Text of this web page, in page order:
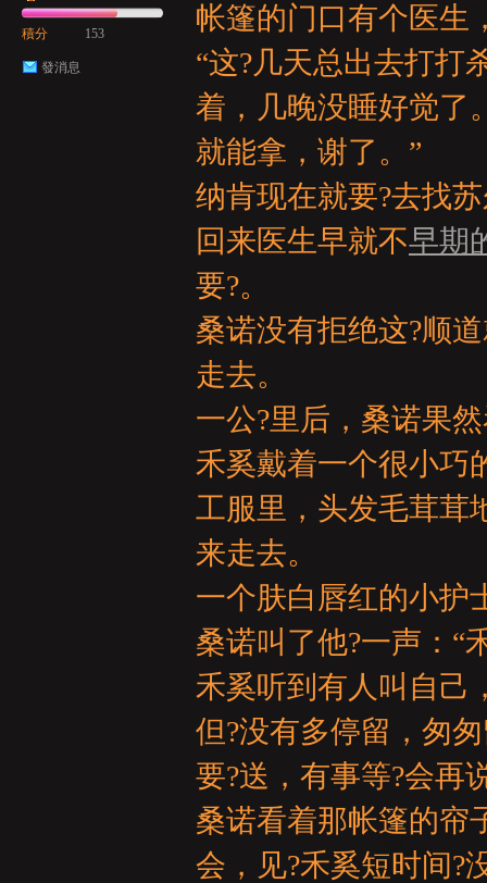
積分 153
發消息
帐篷的门口有个医生
“这?几天总出去打打
着，几晚没睡好觉了
就能拿，谢了。”
纳肯现在就要?去找
回来医生早就不早期
要?。
桑诺没有拒绝这?顺
走去。
一公?里后，桑诺果
禾奚戴着一个很小巧
工服里，头发毛茸茸
来走去。
一个肤白唇红的小护
桑诺叫了他?一声：“
禾奚听到有人叫自己
但?没有多停留，匆
要?送，有事等?会再
桑诺看着那帐篷的帘
会，见?禾奚短时间?